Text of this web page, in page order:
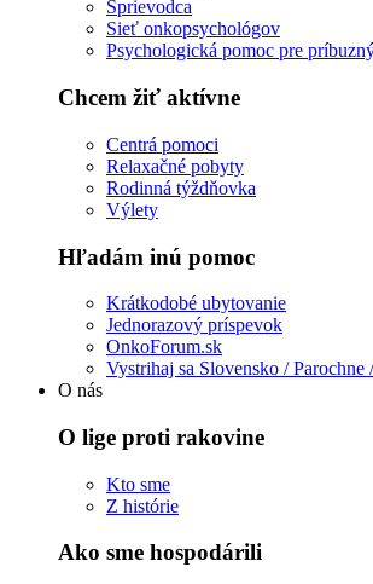
Sprievodca
Sieť onkopsychológov
Psychologická pomoc pre
Chcem žiť aktívne
Centrá pomoci
Relaxačné pobyty
Rodinná týždňovka
Výlety
Hľadám inú pomoc
Krátkodobé ubytovanie
Jednorazový príspevok
OnkoForum.sk
Vystrihaj sa Slovensko / Parochne
O nás
O lige proti rakovine
Kto sme
Z histórie
Ako sme hospodárili